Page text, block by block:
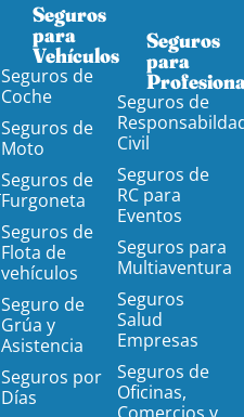
Seguros
para
Vehículos​
Seguros de
Coche
Seguros de
Moto
Seguros de
Furgoneta
Seguros de
Flota de
vehículos
Seguro de
Grúa y
Asistencia
Seguros por
Días
Seguros
para
Seguros de
Civil
Seguros de
RC para
Eventos
Seguros para
Multiaventura
Seguros
Salud
Empresas
Seguros de
Oficinas,